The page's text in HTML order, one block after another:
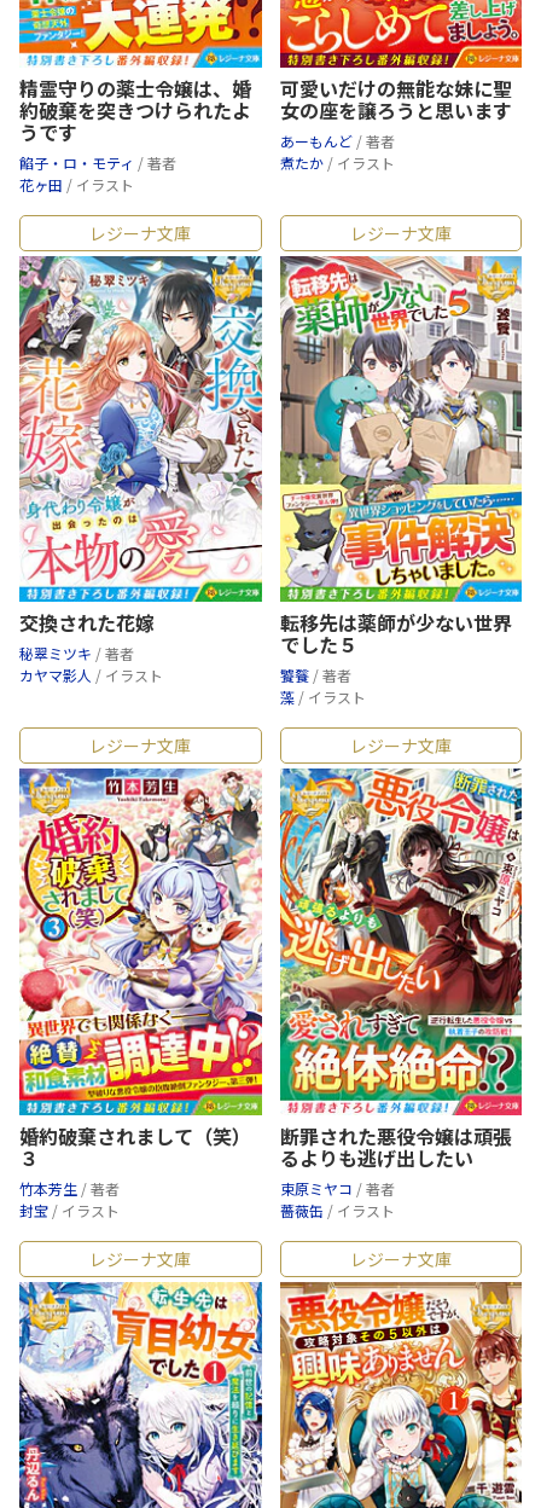
精霊守りの薬士令嬢は、婚
約破棄を突きつけられたよ
うです
餡子・ロ・モティ / 著者
花ヶ田 / イラスト
可愛いだけの無能な妹に聖
女の座を譲ろうと思います
あーもんど / 著者
煮たか / イラスト
レジーナ文庫
交換された花嫁
秘翠ミツキ / 著者
カヤマ影人 / イラスト
レジーナ文庫
転移先は薬師が少ない世界
でした５
饕餮 / 著者
藻 / イラスト
レジーナ文庫
婚約破棄されまして（笑）
３
竹本芳生 / 著者
封宝 / イラスト
レジーナ文庫
断罪された悪役令嬢は頑張
るよりも逃げ出したい
束原ミヤコ / 著者
薔薇缶 / イラスト
レジーナ文庫 レジーナ文庫